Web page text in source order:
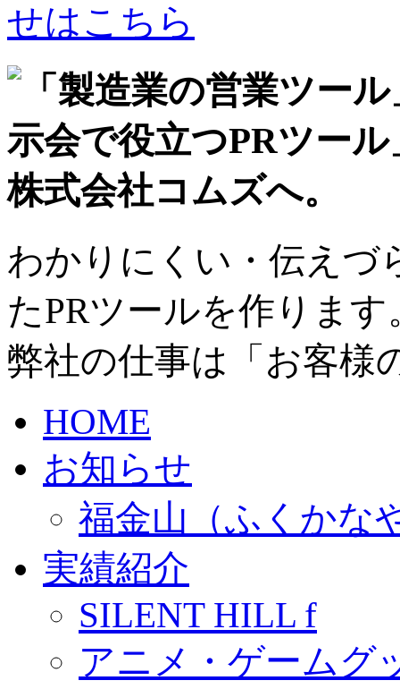
わかりにくい・伝えづ
たPRツールを作ります
弊社の仕事は「お客様
HOME
お知らせ
福金山（ふくかな
実績紹介
SILENT HILL f
アニメ・ゲームグ